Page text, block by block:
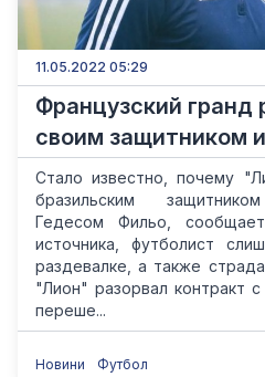
11.05.2022 05:29
Французский гранд
своим защитником
Стало известно, почему
бразильским
Гедесом Фильо,
источника, футболист
раздевалке, а также
"Лион" разорвал контракт
переше...
Новини Футбол